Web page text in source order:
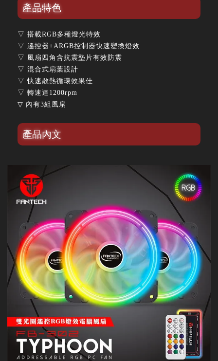
產品特色
▽ 搭載RGB多種燈光特效
▽ 遙控器+ARGB控制器快速變換燈效
▽ 風扇四角含抗震墊片有效防震
▽ 混合式扇葉設計
▽ 快速散熱循環效果佳
▽ 轉速達1200rpm
▽ 內有3組風扇
產品內文